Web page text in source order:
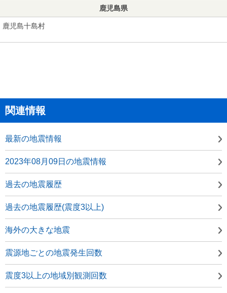
鹿児島県
鹿児島十島村
関連情報
最新の地震情報
2023年08月09日の地震情報
過去の地震履歴
過去の地震履歴(震度3以上)
海外の大きな地震
震源地ごとの地震発生回数
震度3以上の地域別観測回数